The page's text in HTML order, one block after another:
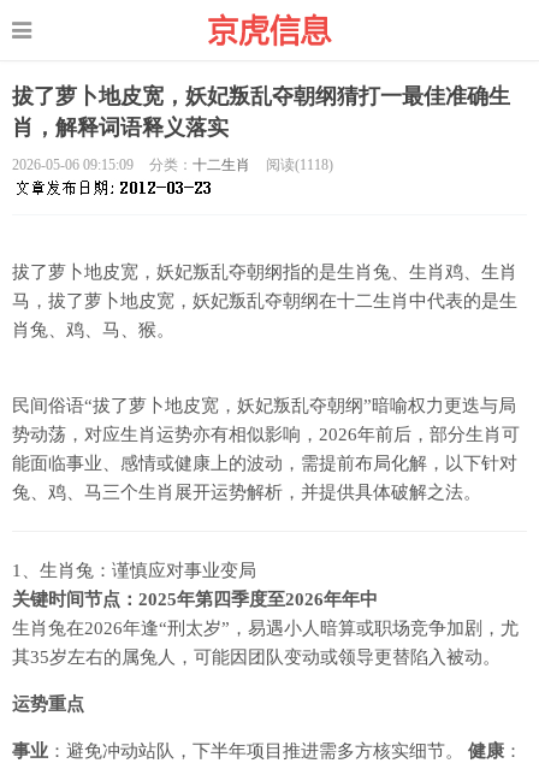
拔了萝卜地皮宽，妖妃叛乱夺朝纲猜打一最佳准确生
肖，解释词语释义落实
2026-05-06 09:15:09 分类： 十二生肖 阅读(1118)
拔了萝卜地皮宽，妖妃叛乱夺朝纲指的是生肖兔、生肖鸡、生肖
马，拔了萝卜地皮宽，妖妃叛乱夺朝纲在十二生肖中代表的是生
肖兔、鸡、马、猴。
民间俗语“拔了萝卜地皮宽，妖妃叛乱夺朝纲”暗喻权力更迭与局
势动荡，对应生肖运势亦有相似影响，2026年前后，部分生肖可
能面临事业、感情或健康上的波动，需提前布局化解，以下针对
兔、鸡、马三个生肖展开运势解析，并提供具体破解之法。
1、生肖兔：谨慎应对事业变局
关键时间节点：2025年第四季度至2026年年中
生肖兔在2026年逢“刑太岁”，易遇小人暗算或职场竞争加剧，尤
其35岁左右的属兔人，可能因团队变动或领导更替陷入被动。
运势重点
事业 ：避免冲动站队，下半年项目推进需多方核实细节。 健康 ：